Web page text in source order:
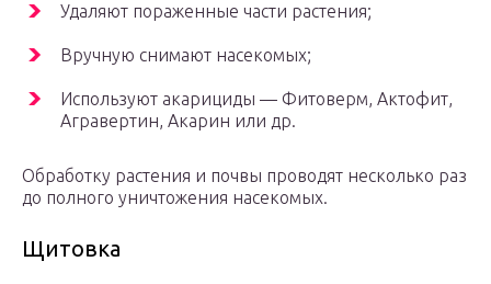
Удаляют пораженные части растения;
Вручную снимают насекомых;
Используют акарициды — Фитоверм, Актофит,
Агравертин, Акарин или др.
Обработку растения и почвы проводят несколько раз
до полного уничтожения насекомых.
Щитовка